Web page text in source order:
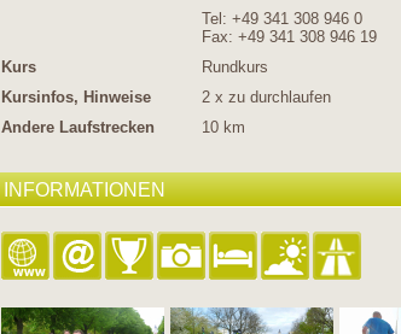
Tel: +49 341 308 946 0
Fax: +49 341 308 946 19
Kurs
Rundkurs
Kursinfos, Hinweise
2 x zu durchlaufen
Andere Laufstrecken
10 km
INFORMATIONEN